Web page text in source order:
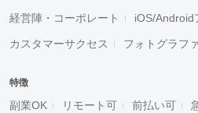
経営陣・コーポレート iOS/Android
カスタマーサクセス フォトグラフ
特徴
副業OK リモート可 前払い可